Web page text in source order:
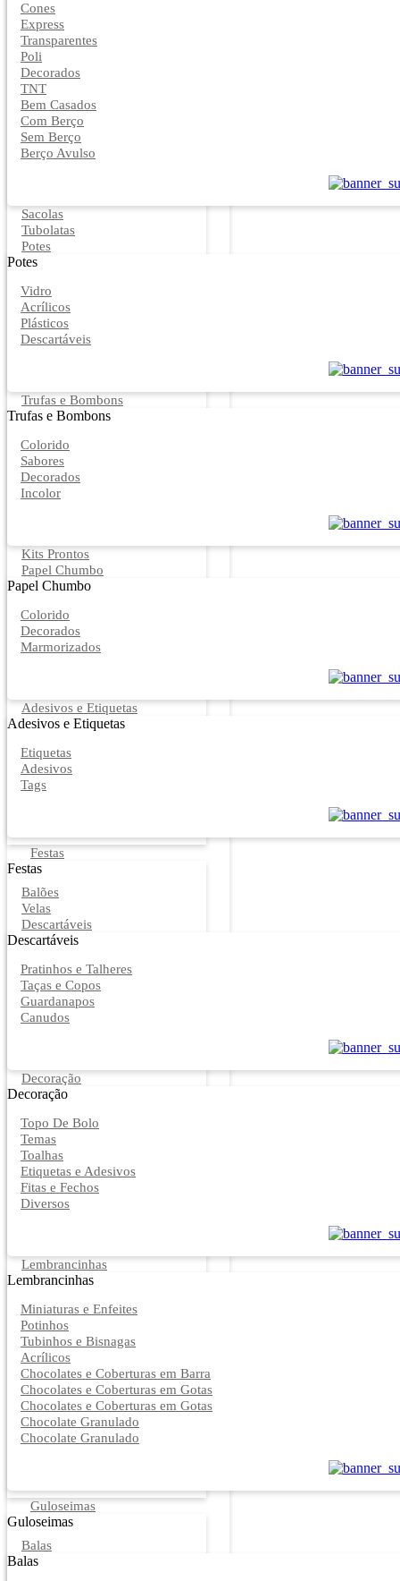
Cones
Express
Transparentes
Poli
Decorados
TNT
Bem Casados
Com Berço
Sem Berço
Berço Avulso
Sacolas
Tubolatas
Potes
Potes
Vidro
Acrílicos
Plásticos
Descartáveis
Trufas e Bombons
Trufas e Bombons
Colorido
Sabores
Decorados
Incolor
Kits Prontos
Papel Chumbo
Papel Chumbo
Colorido
Decorados
Marmorizados
Adesivos e Etiquetas
Adesivos e Etiquetas
Etiquetas
Adesivos
Tags
Festas
Festas
Balões
Velas
Descartáveis
Descartáveis
Pratinhos e Talheres
Taças e Copos
Guardanapos
Canudos
Decoração
Decoração
Topo De Bolo
Temas
Toalhas
Etiquetas e Adesivos
Fitas e Fechos
Diversos
Lembrancinhas
Lembrancinhas
Miniaturas e Enfeites
Potinhos
Tubinhos e Bisnagas
Acrílicos
Chocolates e Coberturas em Barra
Chocolates e Coberturas em Gotas
Chocolates e Coberturas em Gotas
Chocolate Granulado
Chocolate Granulado
Guloseimas
Guloseimas
Balas
Balas